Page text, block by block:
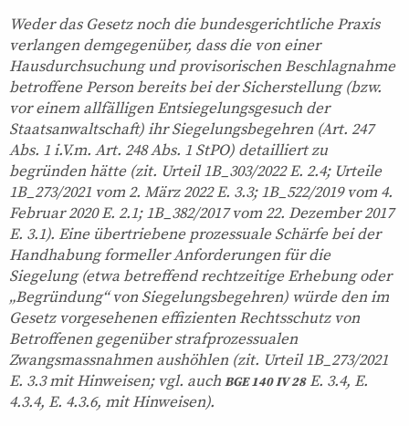
Weder das Gesetz noch die bundesgerichtliche Praxis
verlangen demgegenüber, dass die von einer
Hausdurchsuchung und provisorischen Beschlagnahme
betroffene Person bereits bei der Sicherstellung (bzw.
vor einem allfälligen Entsiegelungsgesuch der
Staatsanwaltschaft) ihr Siegelungsbegehren (Art. 247
Abs. 1 i.V.m. Art. 248 Abs. 1 StPO) detailliert zu
begründen hätte (zit. Urteil 1B_303/2022 E. 2.4; Urteile
1B_273/2021 vom 2. März 2022 E. 3.3; 1B_522/2019 vom 4.
Februar 2020 E. 2.1; 1B_382/2017 vom 22. Dezember 2017
E. 3.1). Eine übertriebene prozessuale Schärfe bei der
Handhabung formeller Anforderungen für die
Siegelung (etwa betreffend rechtzeitige Erhebung oder
„Begründung“ von Siegelungsbegehren) würde den im
Gesetz vorgesehenen effizienten Rechtsschutz von
Betroffenen gegenüber strafprozessualen
Zwangsmassnahmen aushöhlen (zit. Urteil 1B_273/2021
E. 3.3 mit Hinweisen; vgl. auch BGE 140 IV 28E. 3.4, E.
4.3.4, E. 4.3.6, mit Hinweisen).